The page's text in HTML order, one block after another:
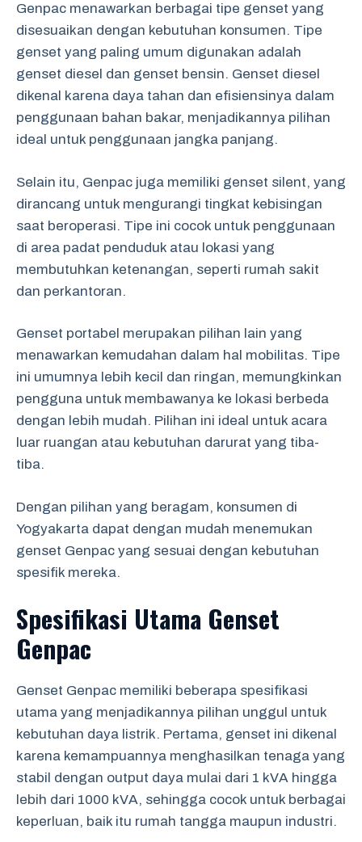
Genpac menawarkan berbagai tipe genset yang
disesuaikan dengan kebutuhan konsumen. Tipe
genset yang paling umum digunakan adalah
genset diesel dan genset bensin. Genset diesel
dikenal karena daya tahan dan efisiensinya dalam
penggunaan bahan bakar, menjadikannya pilihan
ideal untuk penggunaan jangka panjang.
Selain itu, Genpac juga memiliki genset silent, yang
dirancang untuk mengurangi tingkat kebisingan
saat beroperasi. Tipe ini cocok untuk penggunaan
di area padat penduduk atau lokasi yang
membutuhkan ketenangan, seperti rumah sakit
dan perkantoran.
Genset portabel merupakan pilihan lain yang
menawarkan kemudahan dalam hal mobilitas. Tipe
ini umumnya lebih kecil dan ringan, memungkinkan
pengguna untuk membawanya ke lokasi berbeda
dengan lebih mudah. Pilihan ini ideal untuk acara
luar ruangan atau kebutuhan darurat yang tiba-
tiba.
Dengan pilihan yang beragam, konsumen di
Yogyakarta dapat dengan mudah menemukan
genset Genpac yang sesuai dengan kebutuhan
spesifik mereka.
Spesifikasi Utama Genset
Genpac
Genset Genpac memiliki beberapa spesifikasi
utama yang menjadikannya pilihan unggul untuk
kebutuhan daya listrik. Pertama, genset ini dikenal
karena kemampuannya menghasilkan tenaga yang
stabil dengan output daya mulai dari 1 kVA hingga
lebih dari 1000 kVA, sehingga cocok untuk berbagai
keperluan, baik itu rumah tangga maupun industri.